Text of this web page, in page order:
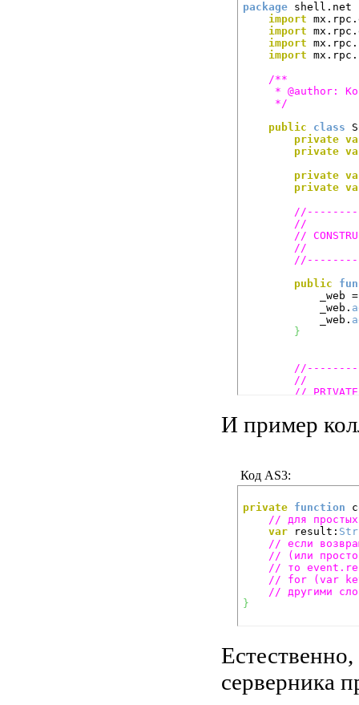
package shell.net
import
import
import
import
/**
	 */
public
class
private
private
private
private
//
//
//
public
_web
			_web.
			_web.
}
//
// PRIVATE
private
private
//
// с
}
//
public
//
//
//
И пример
Код AS3:
private function
// для простых
var result:
// если
// (или просто
// то
// for (var
// другими
}
серверника